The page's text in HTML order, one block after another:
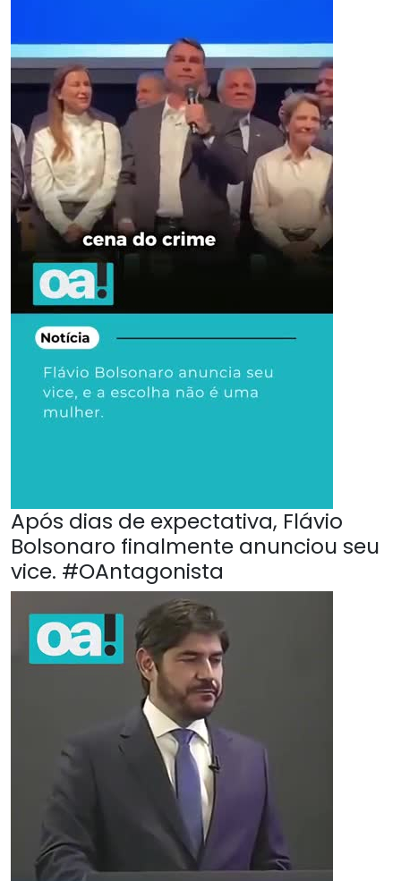
Após dias de expectativa, Flávio
Bolsonaro finalmente anunciou seu
vice. #OAntagonista